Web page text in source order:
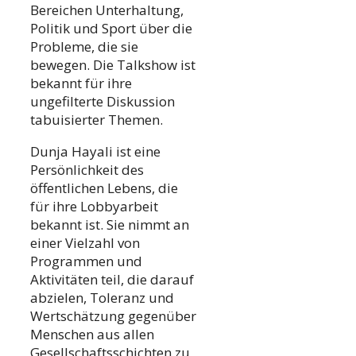
Bereichen Unterhaltung,
Politik und Sport über die
Probleme, die sie
bewegen. Die Talkshow ist
bekannt für ihre
ungefilterte Diskussion
tabuisierter Themen.
Dunja Hayali ist eine
Persönlichkeit des
öffentlichen Lebens, die
für ihre Lobbyarbeit
bekannt ist. Sie nimmt an
einer Vielzahl von
Programmen und
Aktivitäten teil, die darauf
abzielen, Toleranz und
Wertschätzung gegenüber
Menschen aus allen
Gesellschaftsschichten zu